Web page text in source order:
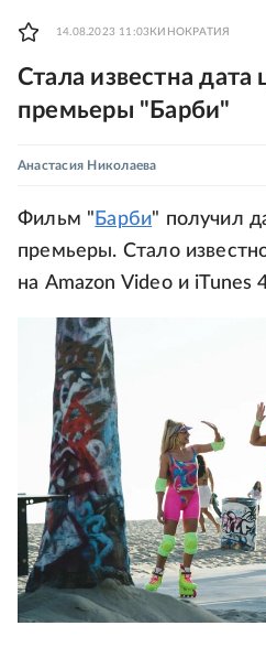
14.08.2023 11:03 КИНОКРАТИЯ
Стала известна
премьеры "Барби"
Анастасия Николаева
Фильм " Барби" получил
премьеры. Стало
на Amazon Video и iTunes